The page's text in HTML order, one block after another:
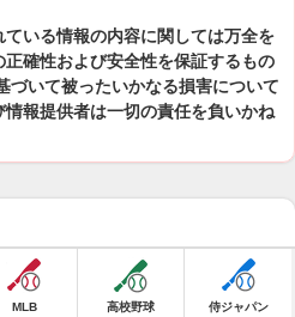
いる情報の内容に関しては万全を
確性および安全性を保証するもの
づいて被ったいかなる損害について
報提供者は一切の責任を負いかね
MLB 高校野球 侍ジャパン